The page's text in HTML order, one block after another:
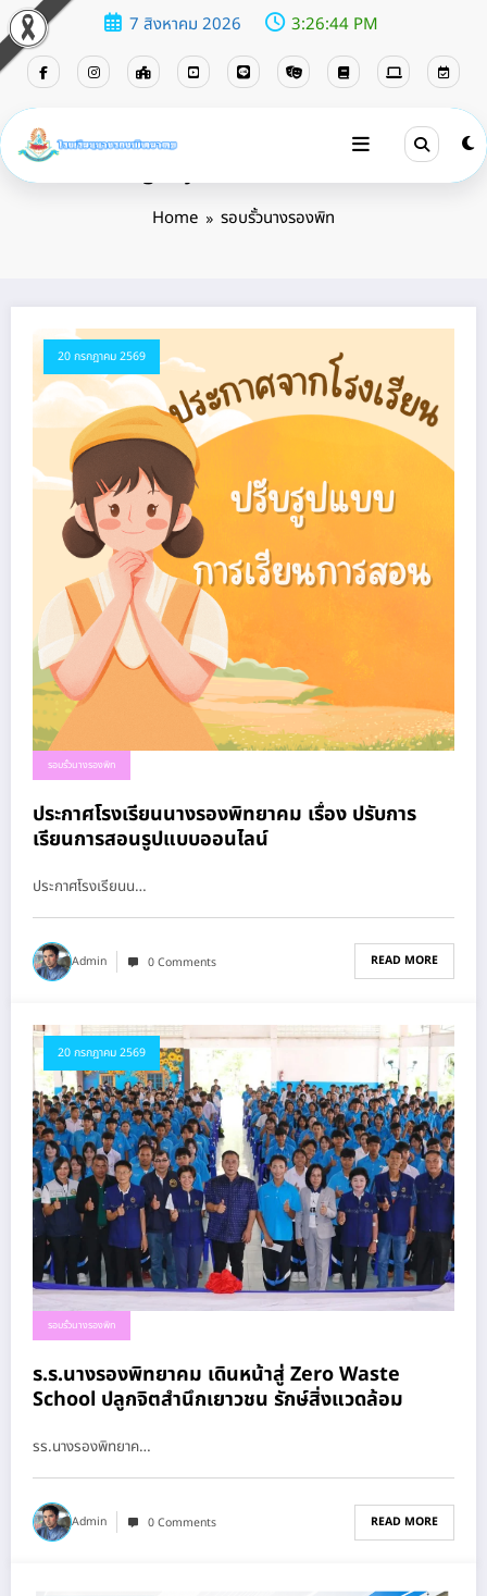
7 สิงหาคม 2026 3:26:45 PM
Home รอบรั้วนางรองพิท
20 กรกฎาคม 2569
รอบรั้วนางรองพิท
ประกาศโรงเรียนนางรองพิทยาคม เรื่อง ปรับการ
เรียนการสอนรูปแบบออนไลน์
ประกาศโรงเรียนน…
Admin 0 Comments READ MORE
20 กรกฎาคม 2569
รอบรั้วนางรองพิท
ร.ร.นางรองพิทยาคม เดินหน้าสู่ Zero Waste
School ปลูกจิตสำนึกเยาวชน รักษ์สิ่งแวดล้อม
รร.นางรองพิทยาค…
Admin 0 Comments READ MORE